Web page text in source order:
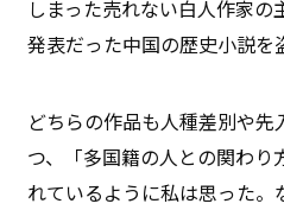
しまった売れない白人作家
発表だった中国の歴史小説を
どちらの作品も人種差別や
つ、「多国籍の人との関わ
れているように私は思った